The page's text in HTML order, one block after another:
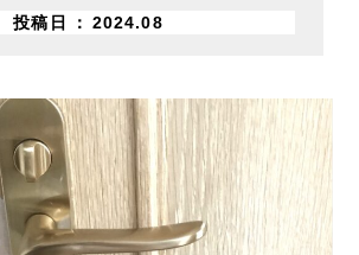
投稿日 2024.08